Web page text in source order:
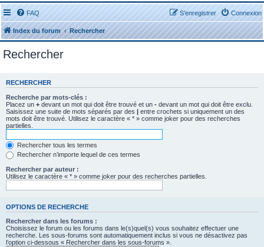
FAQ Connexion
S’enregistrer
Index du forum Rechercher
Rechercher
RECHERCHER
Recherche par mots-clés :
Placez un + devant un mot qui doit être trouvé et un - devant un mot qui doit être exclu.
Saisissez une suite de mots séparés par des | entre crochets si uniquement un des
mots doit être trouvé. Utilisez le caractère « * » comme joker pour des recherches
partielles.
Rechercher tous les termes
Rechercher n’importe lequel de ces termes
Rechercher par auteur :
Utilisez le caractère « * » comme joker pour des recherches partielles.
OPTIONS DE RECHERCHE
Rechercher dans les forums :
Choisissez le forum ou les forums dans le(s)quel(s) vous souhaitez effectuer une
recherche. Les sous-forums sont automatiquement inclus si vous ne désactivez pas
l’option ci-dessous « Rechercher dans les sous-forums ».